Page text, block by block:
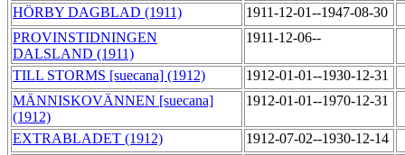
HÖRBY DAGBLAD (1911)
1911-12-01--1947-08-30
PROVINSTIDNINGEN
DALSLAND (1911)
1911-12-06--
TILL STORMS [suecana] (1912)
1912-01-01--1930-12-31
MÄNNISKOVÄNNEN [suecana]
(1912)
1912-01-01--1970-12-31
EXTRABLADET (1912)
1912-07-02--1930-12-14